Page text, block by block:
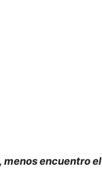
encuentro